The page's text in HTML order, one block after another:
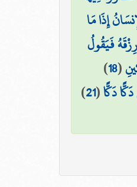
إِذَا مَا
فَيَقُولُ
(
18
)
دَكًّا(
21
)